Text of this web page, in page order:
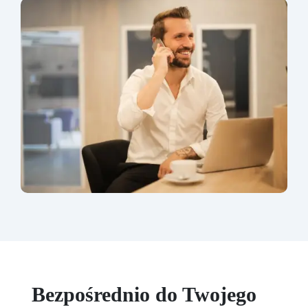
Bezpośrednio do Twojego